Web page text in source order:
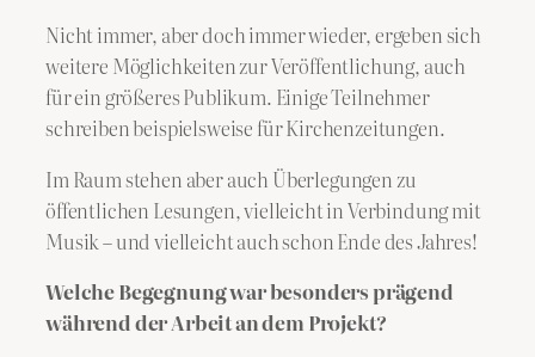
Nicht immer, aber doch immer wieder, ergeben sich
weitere Möglichkeiten zur Veröffentlichung, auch
für ein größeres Publikum. Einige Teilnehmer
schreiben beispielsweise für Kirchenzeitungen.
Im Raum stehen aber auch Überlegungen zu
öffentlichen Lesungen, vielleicht in Verbindung mit
Musik – und vielleicht auch schon Ende des Jahres!
Welche Begegnung war besonders prägend
während der Arbeit an dem Projekt?